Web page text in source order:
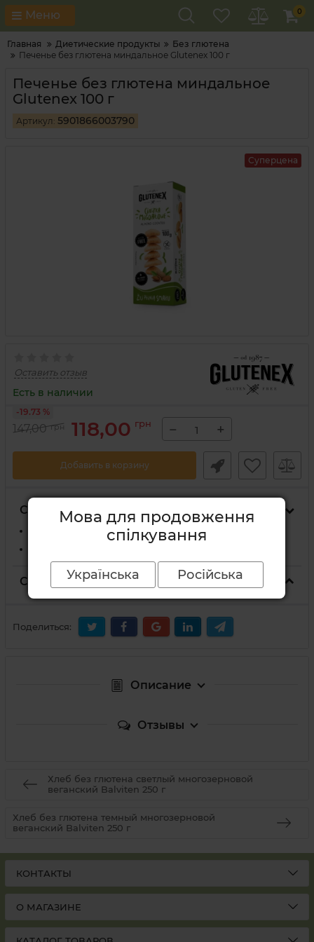
Меню 0
Главная Диетические продукты
Без глютена
Печенье без глютена миндальное Glutenex 100 г
Печенье без глютена миндальное
Glutenex 100 г
Артикул: 5901866003790
Суперцена
Оставить отзыв
Есть в наличии
147,00 грн 118,00 грн
-19.73 %
− +
Добавить в корзину
Способы доставки
На отделение Новой Почты
Способы оплаты
Поделиться:
Описание
Отзывы
Хлеб без глютена светлый многозерновой
веганский Balviten 250 г
Хлеб без глютена темный многозерновой
веганский Balviten 250 г
КОНТАКТЫ
О МАГАЗИНЕ
Мова для продовження
спілкування
Українська Російська